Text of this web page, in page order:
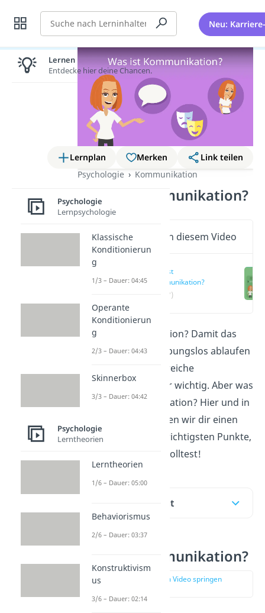
Suche Neu:
Lernplan Merken
Link teilen
Psychologie
Kommunikation
Was ist Kommunikation?
Wichtige Inhalte in diesem Video
Was ist
Kommunikation?
(00:17)
Was ist Kommunikation? Damit das
alltägliche Leben reibungslos ablaufen
kann, ist eine erfolgreiche
Kommunikation sehr wichtig. Aber was
bedeutet Kommunikation? Hier und in
geben wir dir einen
Überblick über die wichtigsten Punkte,
die du dazu wissen solltest!
Inhaltsübersicht
Was ist Kommunikation?
zur Stelle im Video springen
Lernen lohnt sich!
Entdecke hier deine Chancen.
Psychologie
Lernpsychologie
Klassische
Konditionierun
g
1/3 – Dauer: 04:45
Operante
Konditionierun
g
2/3 – Dauer: 04:43
Skinnerbox
3/3 – Dauer: 04:42
Psychologie
Lerntheorien
Lerntheorien
1/6 – Dauer: 05:00
Behaviorismus
2/6 – Dauer: 03:37
Konstruktivism
us
3/6 – Dauer: 02:14